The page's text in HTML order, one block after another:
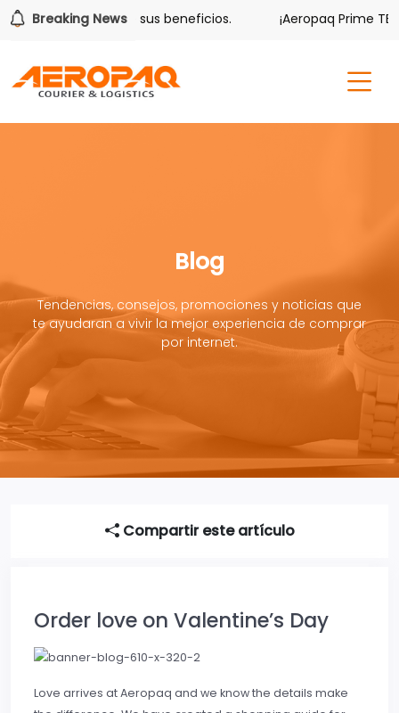
Breaking News
también tiene sus beneficios. ¡Aeropaq Prime TE
Blog
Tendencias, consejos, promociones y noticias que
te ayudaran a vivir la mejor experiencia de comprar
por internet.
Compartir este artículo
Order love on Valentine’s Day
Love arrives at Aeropaq and we know the details make